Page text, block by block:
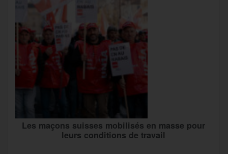
Les maçons suisses mobilisés en masse pour
leurs conditions de travail